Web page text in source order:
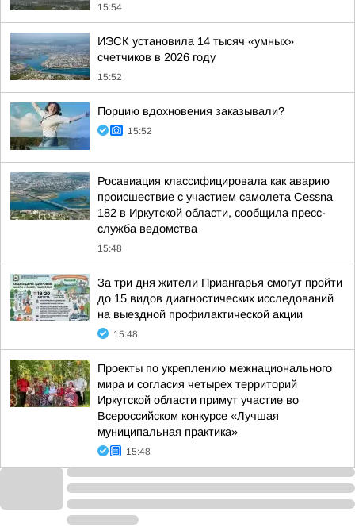
15:54
ИЭСК установила 14 тысяч «умных»
счетчиков в 2026 году
15:52
Порцию вдохновения заказывали?
15:52
Росавиация классифицировала как аварию
происшествие с участием самолета Cessna
182 в Иркутской области, сообщила пресс-
служба ведомства
15:48
За три дня жители Приангарья смогут пройти
до 15 видов диагностических исследований
на выездной профилактической акции
15:48
Проекты по укреплению межнационального
мира и согласия четырех территорий
Иркутской области примут участие во
Всероссийском конкурсе «Лучшая
муниципальная практика»
15:48